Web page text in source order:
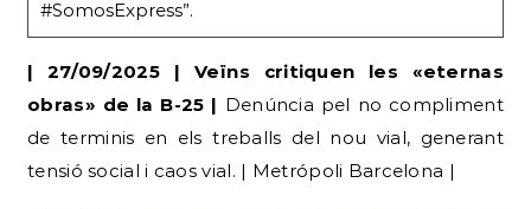
obras» de la B-25 |
tensió social i caos vial. | Metrópoli Barcelona |